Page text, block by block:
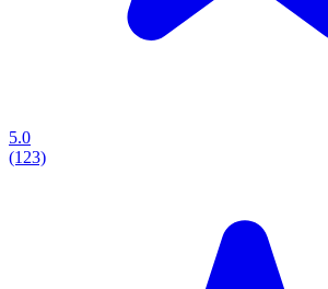
5.0
(123)